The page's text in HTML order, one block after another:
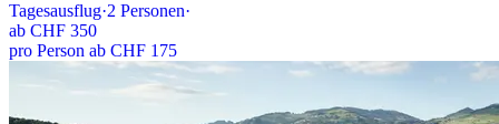
Tagesausflug·2 Personen·
ab CHF 350
pro Person ab CHF 175